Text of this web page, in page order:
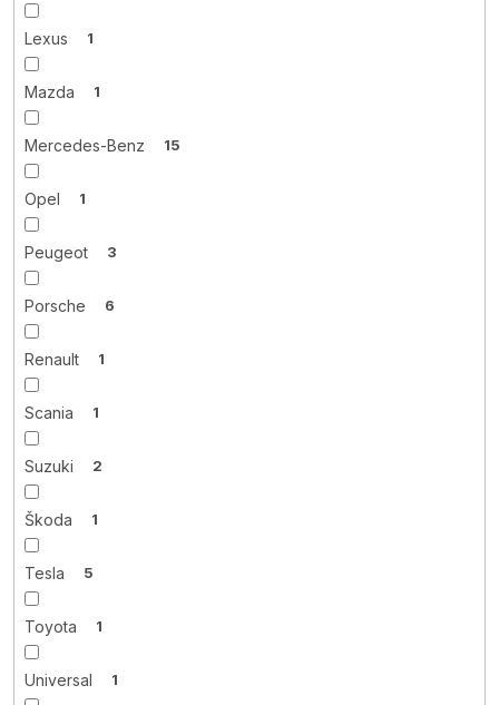
Lexus 1
Mazda 1
Mercedes-Benz 15
Opel 1
Peugeot 3
Porsche 6
Renault 1
Scania 1
Suzuki 2
Škoda 1
Tesla 5
Toyota 1
Universal 1